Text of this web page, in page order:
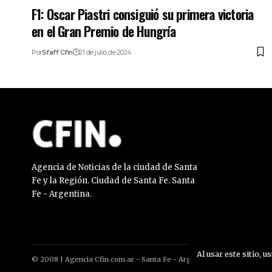
Al usar este sitio,
F1: Oscar Piastri consiguió su primera victoria
en el Gran Premio de Hungría
PorSfaff Cfin 21 de julio de 2024
Agencia de Noticias de la ciudad de Santa
Fe y la Región. Ciudad de Santa Fe. Santa
Fe - Argentina.
© 2008 | Agencia Cfin.com.ar - Santa Fe - Argentina | All rights